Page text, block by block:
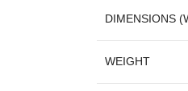
DIMENSIONS
WEIGHT